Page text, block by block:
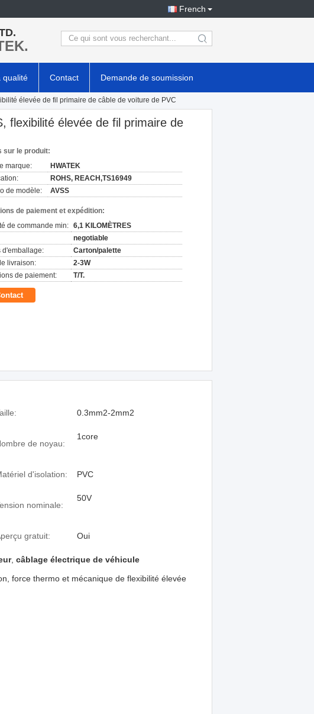
French
search
qualité Contact Demande de soumission
élevée de fil primaire de câble de voiture de PVC
flexibilité élevée de fil primaire de
sur le produit:
marque:
HWATEK
ROHS, REACH,TS16949
de modèle:
AVSS
de paiement et expédition:
de commande min: 6,1 KILOMÈTRES
negotiable
d'emballage:
Carton/palette
livraison:
2-3W
de paiement:
T/T.
0.3mm2-2mm2
de noyau:
1core
d'isolation: PVC
nominale:
50V
gratuit: Oui
, câblage électrique de véhicule
force thermo et mécanique de flexibilité élevée